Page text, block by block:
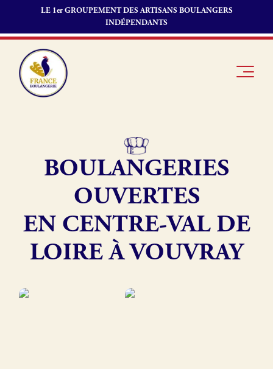
LE 1er GROUPEMENT DES ARTISANS BOULANGERS
INDÉPENDANTS
Je suis
Je découvre
Boulangerie
Pourquoi
adhérer à
Offres
Fonds de
Actualités
Je suis
BOULANGERIES
OUVERTES
EN CENTRE-VAL DE
LOIRE À VOUVRAY